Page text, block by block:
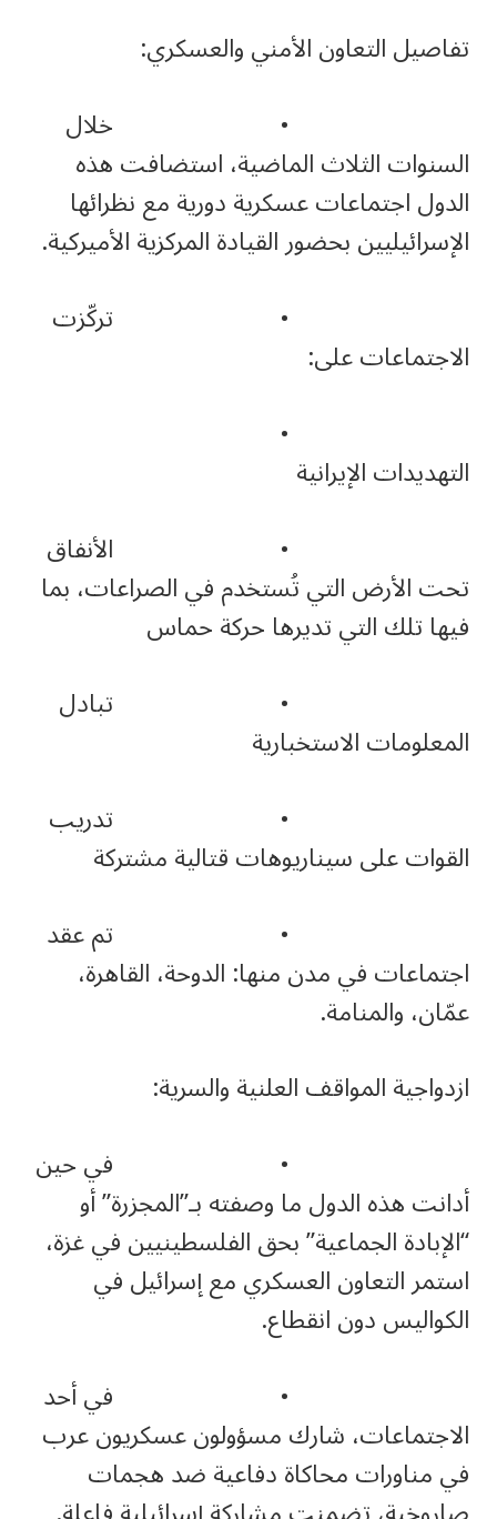
تفاصيل التعاون الأمني والعسكري:
• خلال
السنوات الثلاث الماضية، استضافت هذه
الدول اجتماعات عسكرية دورية مع نظرائها
الإسرائيليين بحضور القيادة المركزية الأميركية.
• تركّزت
الاجتماعات على:
•
التهديدات الإيرانية
• الأنفاق
تحت الأرض التي تُستخدم في الصراعات، بما
فيها تلك التي تديرها حركة حماس
• تبادل
المعلومات الاستخبارية
• تدريب
القوات على سيناريوهات قتالية مشتركة
• تم عقد
اجتماعات في مدن منها: الدوحة، القاهرة،
عمّان، والمنامة.
ازدواجية المواقف العلنية والسرية:
• في حين
أدانت هذه الدول ما وصفته بـ”المجزرة” أو
“الإبادة الجماعية” بحق الفلسطينيين في غزة،
استمر التعاون العسكري مع إسرائيل في
الكواليس دون انقطاع.
• في أحد
الاجتماعات، شارك مسؤولون عسكريون عرب
في مناورات محاكاة دفاعية ضد هجمات